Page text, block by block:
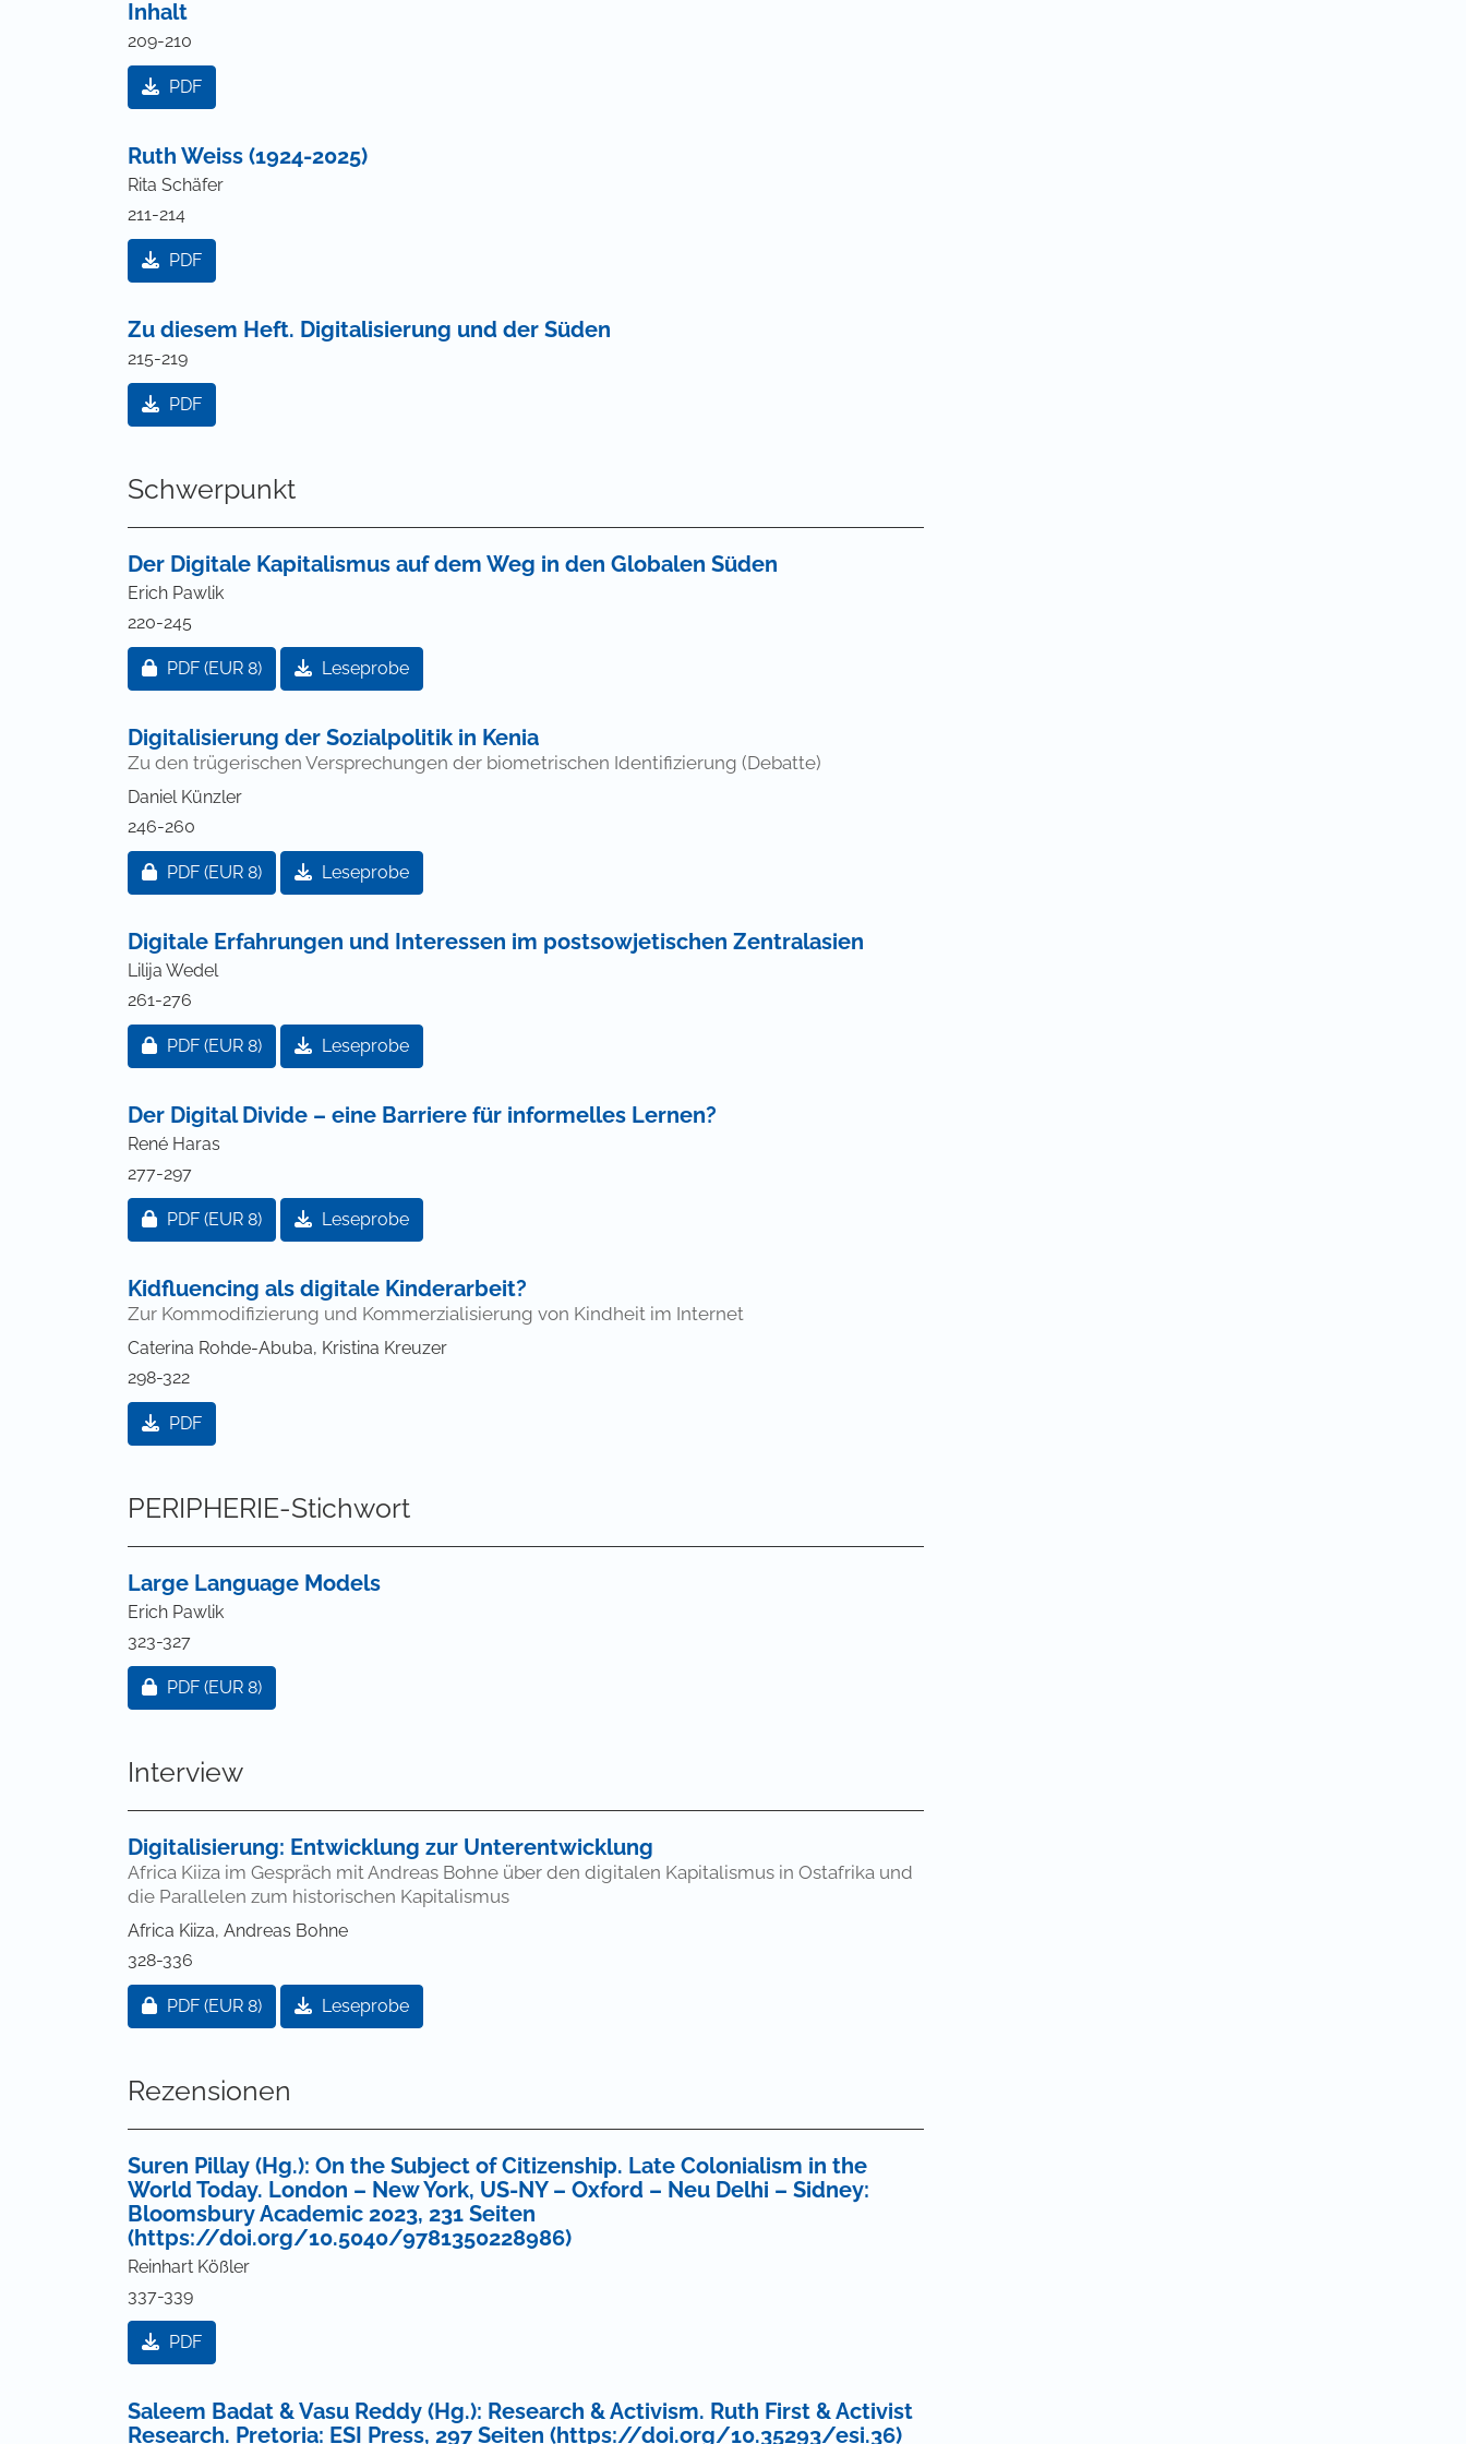
Inhalt
209-210
PDF
Ruth Weiss (1924-2025)
Rita Schäfer
211-214
PDF
Zu diesem Heft. Digitalisierung und der Süden
215-219
PDF
Schwerpunkt
Der Digitale Kapitalismus auf dem Weg in den Globalen Süden
Erich Pawlik
220-245
Zugang für Abonnent/innen oder durch Zahlung einer Gebühr
PDF (EUR 8) Leseprobe
Digitalisierung der Sozialpolitik in Kenia
Zu den trügerischen Versprechungen der biometrischen Identifizierung (Debatte)
Daniel Künzler
246-260
Zugang für Abonnent/innen oder durch Zahlung einer Gebühr
PDF (EUR 8) Leseprobe
Digitale Erfahrungen und Interessen im postsowjetischen Zentralasien
Lilija Wedel
261-276
Zugang für Abonnent/innen oder durch Zahlung einer Gebühr
PDF (EUR 8) Leseprobe
Der Digital Divide – eine Barriere für informelles Lernen?
René Haras
277-297
Zugang für Abonnent/innen oder durch Zahlung einer Gebühr
PDF (EUR 8) Leseprobe
Kidfluencing als digitale Kinderarbeit?
Zur Kommodifizierung und Kommerzialisierung von Kindheit im Internet
Caterina Rohde-Abuba, Kristina Kreuzer
298-322
PDF
PERIPHERIE-Stichwort
Large Language Models
Erich Pawlik
323-327
Zugang für Abonnent/innen oder durch Zahlung einer Gebühr
PDF (EUR 8)
Interview
Digitalisierung: Entwicklung zur Unterentwicklung
Africa Kiiza im Gespräch mit Andreas Bohne über den digitalen Kapitalismus in Ostafrika und
die Parallelen zum historischen Kapitalismus
Africa Kiiza, Andreas Bohne
328-336
Zugang für Abonnent/innen oder durch Zahlung einer Gebühr
PDF (EUR 8) Leseprobe
Rezensionen
Suren Pillay (Hg.): On the Subject of Citizenship. Late Colonialism in the
World Today. London – New York, US-NY – Oxford – Neu Delhi – Sidney:
Bloomsbury Academic 2023, 231 Seiten
(https://doi.org/10.5040/9781350228986)
Reinhart Kößler
337-339
PDF
Saleem Badat & Vasu Reddy (Hg.): Research & Activism. Ruth First & Activist
Research. Pretoria: ESI Press, 297 Seiten (https://doi.org/10.35293/esi.36)